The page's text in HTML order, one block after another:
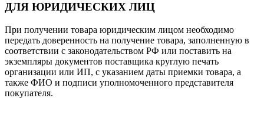
ДЛЯ ЮРИДИЧЕСКИХ ЛИЦ
При получении товара юридическим лицом необходимо
передать доверенность на получение товара, заполненную в
соответствии с законодательством РФ или поставить на
экземпляры документов поставщика круглую печать
организации или ИП, с указанием даты приемки товара, а
также ФИО и подписи уполномоченного представителя
покупателя.